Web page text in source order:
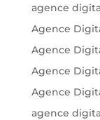
agence
Agence
Agence
Agence
Agence
agence